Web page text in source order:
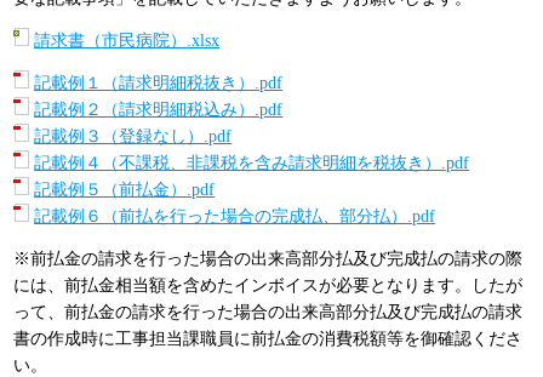
請求書（市民病院）.xlsx
記載例１（請求明細税抜き）.pdf
記載例２（請求明細税込み）.pdf
記載例３（登録なし）.pdf
記載例４（不課税、非課税を含み請求明細を税抜き）.pdf
記載例５（前払金）.pdf
記載例６（前払を行った場合の完成払、部分払）.pdf
※前払金の請求を行った場合の出来高部分払及び完成払の請求の際
には、前払金相当額を含めたインボイスが必要となります。したが
って、前払金の請求を行った場合の出来高部分払及び完成払の請求
書の作成時に工事担当課職員に前払金の消費税額等を御確認くださ
い。